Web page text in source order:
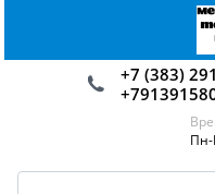
+7 (383)
Пн-